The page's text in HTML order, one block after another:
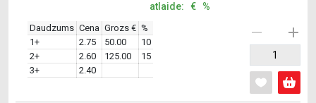
atlaide: € %
Daudzums Cena Grozs € %
1+
2.75 50.00
10
2+
2.60 125.00
15
3+
2.40